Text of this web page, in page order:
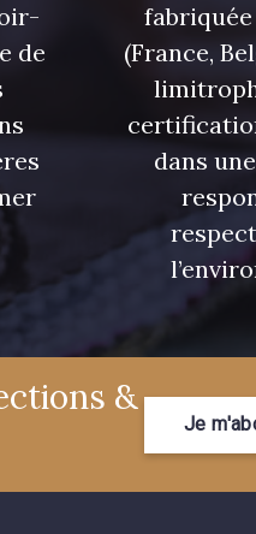
de
(France,
dans
&
Je